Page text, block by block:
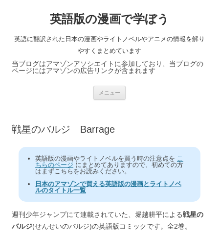
英語版の漫画で学ぼう
英語に翻訳された日本の漫画やライトノベルやアニメの情報を解り
やすくまとめています
当ブログはアマゾンアソシエイトに参加しており、当ブログの
ページにはアマゾンの広告リンクが含まれます
メニュー
戦星のバルジ Barrage
英語版の漫画やライトノベルを買う時の注意点を こ
ちらのページ にまとめてありますので、初めての方
はまずこちらをお読みください。
日本のアマゾンで買える英語版の漫画とライトノベ
ルのタイトル一覧
週刊少年ジャンプにて連載されていた、堀越耕平による戦星の
バルジ(せんせいのバルジ)の英語版コミックです。全2巻。